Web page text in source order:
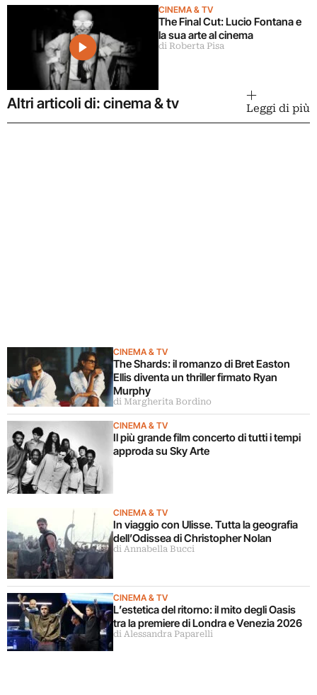
CINEMA & TV
The Final Cut: Lucio Fontana e
la sua arte al cinema
di Roberta Pisa
Altri articoli di: cinema & tv Leggi di più
CINEMA & TV
The Shards: il romanzo di Bret Easton
Ellis diventa un thriller firmato Ryan
Murphy
di Margherita Bordino
CINEMA & TV
Il più grande film concerto di tutti i tempi
approda su Sky Arte
CINEMA & TV
In viaggio con Ulisse. Tutta la geografia
dell’Odissea di Christopher Nolan
di Annabella Bucci
CINEMA & TV
L’estetica del ritorno: il mito degli Oasis
tra la premiere di Londra e Venezia 2026
di Alessandra Paparelli